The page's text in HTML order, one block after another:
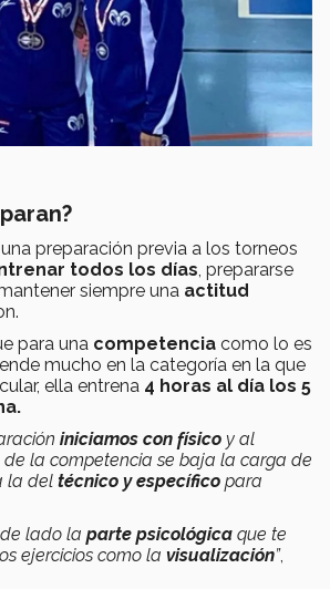
preparación previa a los torneos
todos los días, prepararse
siempre una actitud
para una competencia como lo es
mucho en la categoría en la que
ella entrena 4 horas al día los 5
iniciamos con físico y al
la competencia se baja la carga de
la del técnico y específico para
lado la parte psicológica que te
ejercicios como la visualización”,